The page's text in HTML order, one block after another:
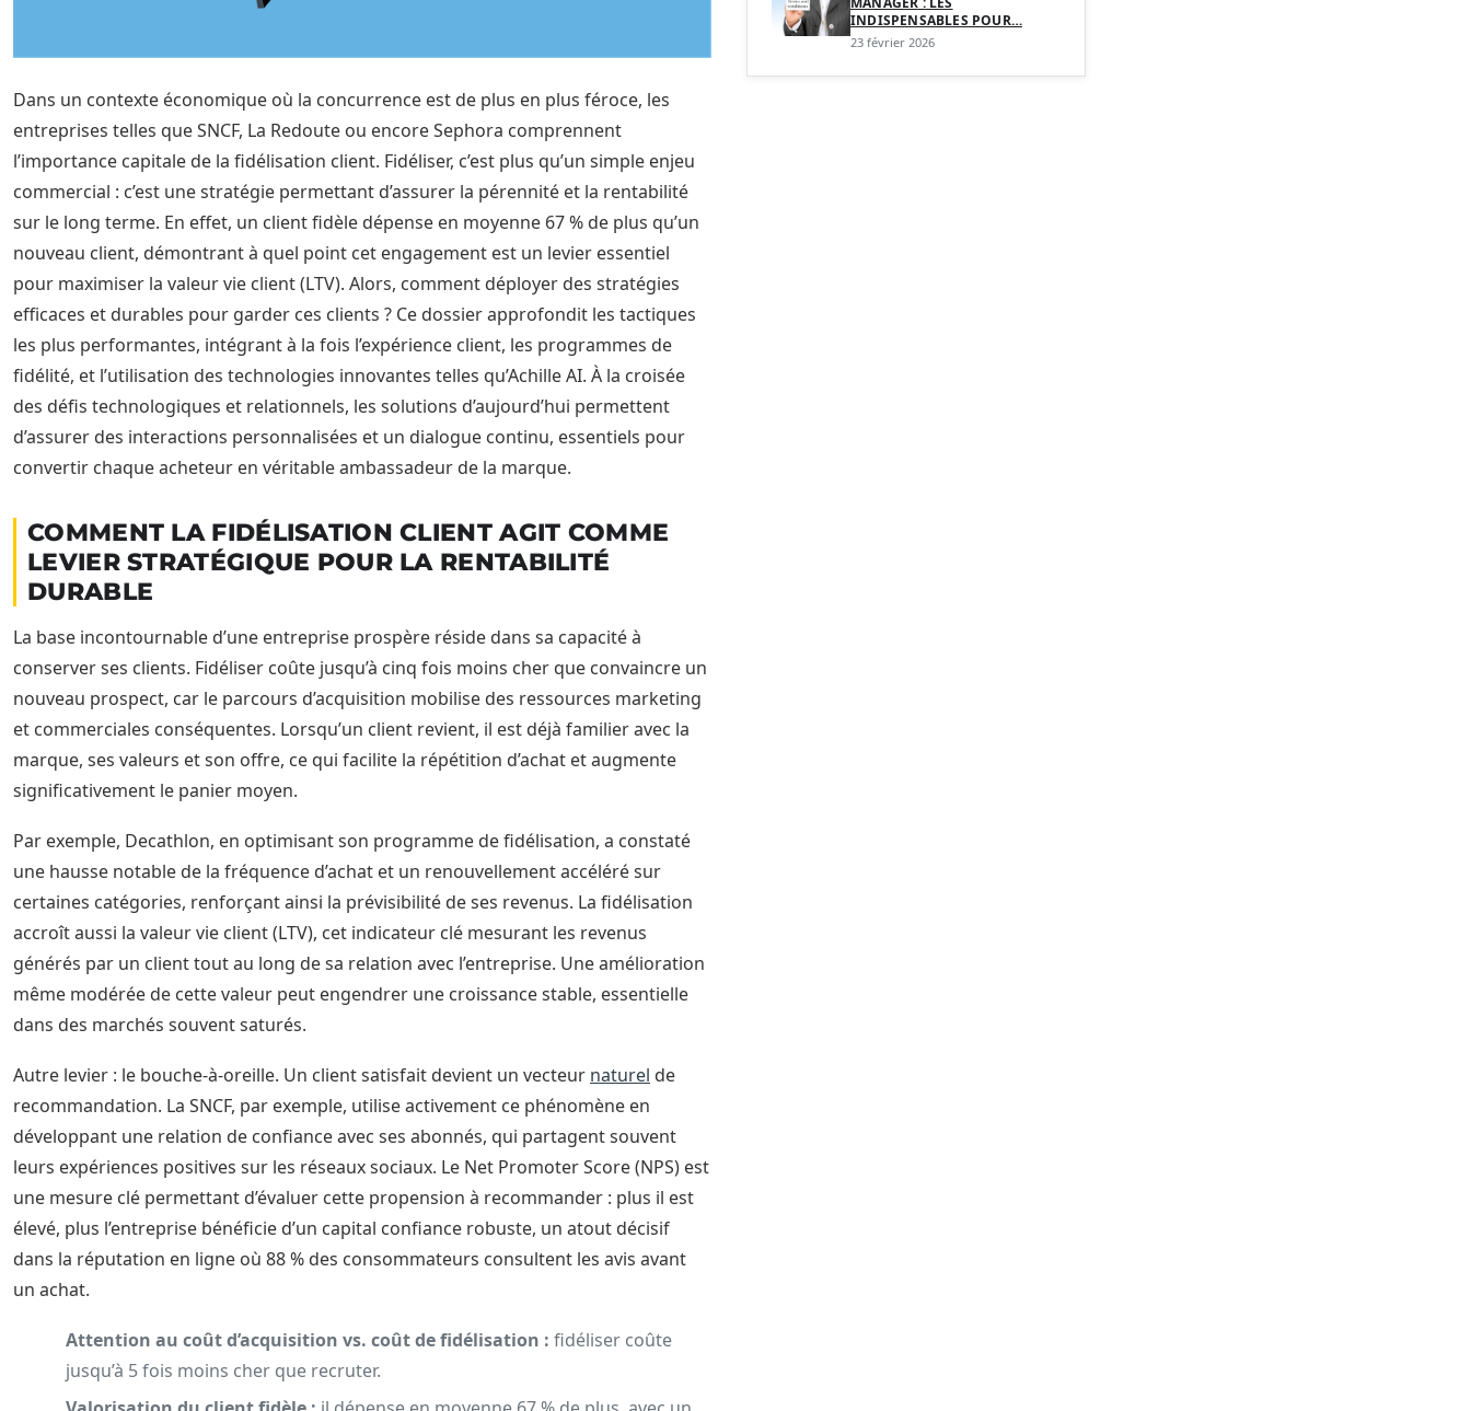
Dans un contexte économique où la concurrence est de plus en plus féroce, les
entreprises telles que SNCF, La Redoute ou encore Sephora comprennent
l’importance capitale de la fidélisation client. Fidéliser, c’est plus qu’un simple enjeu
commercial : c’est une stratégie permettant d’assurer la pérennité et la rentabilité
sur le long terme. En effet, un client fidèle dépense en moyenne 67 % de plus qu’un
nouveau client, démontrant à quel point cet engagement est un levier essentiel
pour maximiser la valeur vie client (LTV). Alors, comment déployer des stratégies
efficaces et durables pour garder ces clients ? Ce dossier approfondit les tactiques
les plus performantes, intégrant à la fois l’expérience client, les programmes de
fidélité, et l’utilisation des technologies innovantes telles qu’Achille AI. À la croisée
des défis technologiques et relationnels, les solutions d’aujourd’hui permettent
d’assurer des interactions personnalisées et un dialogue continu, essentiels pour
convertir chaque acheteur en véritable ambassadeur de la marque.
COMMENT LA FIDÉLISATION CLIENT AGIT COMME
LEVIER STRATÉGIQUE POUR LA RENTABILITÉ
DURABLE
La base incontournable d’une entreprise prospère réside dans sa capacité à
conserver ses clients. Fidéliser coûte jusqu’à cinq fois moins cher que convaincre un
nouveau prospect, car le parcours d’acquisition mobilise des ressources marketing
et commerciales conséquentes. Lorsqu’un client revient, il est déjà familier avec la
marque, ses valeurs et son offre, ce qui facilite la répétition d’achat et augmente
significativement le panier moyen.
Par exemple, Decathlon, en optimisant son programme de fidélisation, a constaté
une hausse notable de la fréquence d’achat et un renouvellement accéléré sur
certaines catégories, renforçant ainsi la prévisibilité de ses revenus. La fidélisation
accroît aussi la valeur vie client (LTV), cet indicateur clé mesurant les revenus
générés par un client tout au long de sa relation avec l’entreprise. Une amélioration
même modérée de cette valeur peut engendrer une croissance stable, essentielle
dans des marchés souvent saturés.
Autre levier : le bouche-à-oreille. Un client satisfait devient un vecteur naturel de
recommandation. La SNCF, par exemple, utilise activement ce phénomène en
développant une relation de confiance avec ses abonnés, qui partagent souvent
leurs expériences positives sur les réseaux sociaux. Le Net Promoter Score (NPS) est
une mesure clé permettant d’évaluer cette propension à recommander : plus il est
élevé, plus l’entreprise bénéficie d’un capital confiance robuste, un atout décisif
dans la réputation en ligne où 88 % des consommateurs consultent les avis avant
un achat.
Attention au coût d’acquisition vs. coût de fidélisation : fidéliser coûte
jusqu’à 5 fois moins cher que recruter.
INDISPENSABLES POUR…
23 février 2026